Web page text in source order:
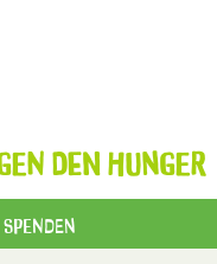
DEN HUNGER
Spenden